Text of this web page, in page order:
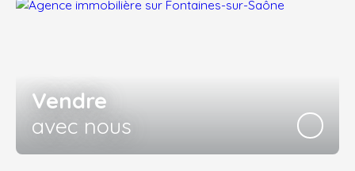
Vendre
avec nous